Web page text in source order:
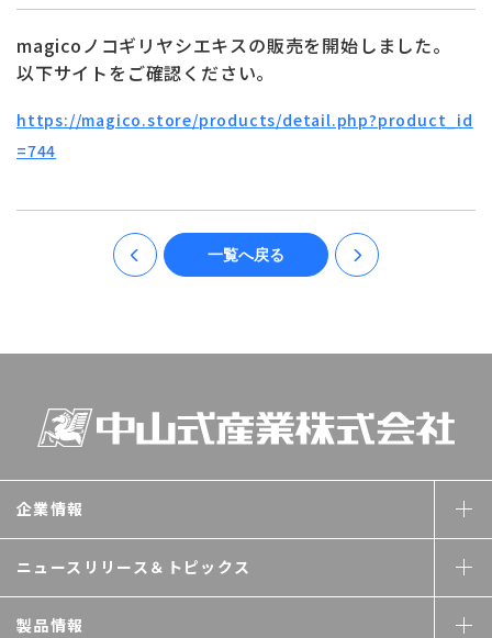
magicoノコギリヤシエキスの販売を開始しました。
以下サイトをご確認ください。
https://magico.store/products/detail.php?product_id
=744
一覧へ戻る
企業情報
ニュースリリース＆ トピックス
製品情報